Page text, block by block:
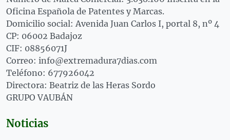
Oficina Española de Patentes y Marcas.
Domicilio social: Avenida Juan Carlos I, portal 8, nº 4
CP: 06002 Badajoz
CIF: 08856071J
Correo: info@extremadura7dias.com
Teléfono: 677926042
Directora: Beatriz de las Heras Sordo
GRUPO VAUBÁN
Noticias